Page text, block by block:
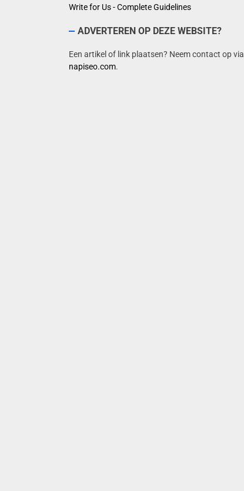
Write for Us - Complete Guidelines
ADVERTEREN OP DEZE WEBSITE?
Een artikel of link plaatsen? Neem contact op via
napiseo.com.